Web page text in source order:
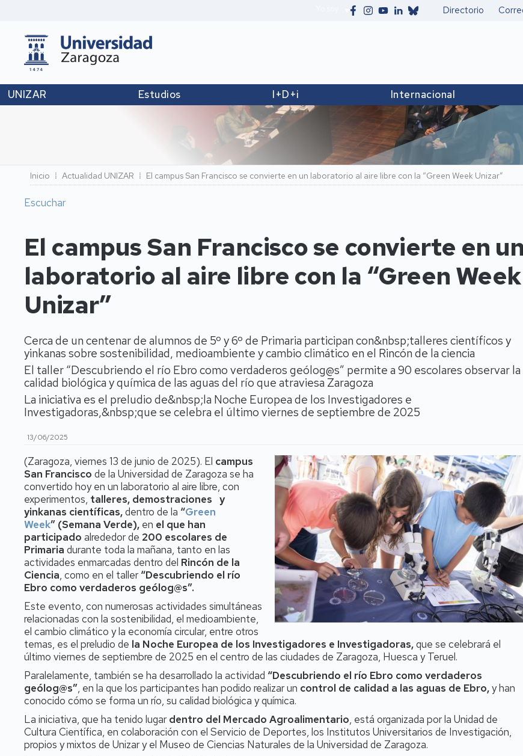
Secundario
Directorio
UNIZAR Estudios I+D+i Internacional
Ruta
de
navegación
Inicio Actualidad UNIZAR El campus San Francisco se convierte en un laboratorio al aire libre con la “Green Week Unizar”
Escuchar
El campus San Francisco se convierte en un
laboratorio al aire libre con la “Green Week
Unizar”
Cerca de un centenar de alumnos de 5º y 6º de Primaria participan con&nbsp;talleres científicos y
yinkanas sobre sostenibilidad, medioambiente y cambio climático en el Rincón de la ciencia
El taller “Descubriendo el río Ebro como verdaderos geólog@s” permite a 90 escolares observar la
calidad biológica y química de las aguas del río que atraviesa Zaragoza
La iniciativa es el preludio de&nbsp;la Noche Europea de los Investigadores e
Investigadoras,&nbsp;que se celebra el último viernes de septiembre de 2025
13/06/2025
(Zaragoza, viernes 13 de junio de 2025). El campus
San Francisco de la Universidad de Zaragoza se ha
convertido hoy en un laboratorio al aire libre, con
experimentos, talleres, demostraciones y
yinkanas científicas,dentro de la “Green
Week” (Semana Verde), en el que han
participado alrededor de 200 escolares de
Primaria durante toda la mañana, tanto en las
actividades enmarcadas dentro del Rincón de la
Ciencia, como en el taller “Descubriendo el río
Ebro como verdaderos geólog@s”.
Este evento, con numerosas actividades simultáneas
relacionadas con la sostenibilidad, el medioambiente,
el cambio climático y la economía circular, entre otros
temas, es el preludio de la Noche Europea de los Investigadores e Investigadoras,que se celebrará el
último viernes de septiembre de 2025 en el centro de las ciudades de Zaragoza, Huesca y Teruel.
Paralelamente, también se ha desarrollado la actividad “Descubriendo el río Ebro como verdaderos
geólog@s”, en la que los participantes han podido realizar un control de calidad a las aguas de Ebro,y han
conocido cómo se forma un río, su calidad biológica y química.
La iniciativa, que ha tenido lugar dentro del Mercado Agroalimentario, está organizada por la Unidad de
Cultura Científica, en colaboración con el Servicio de Deportes, los Institutos Universitarios de Investigación,
propios y mixtos de Unizar y el Museo de Ciencias Naturales de la Universidad de Zaragoza.